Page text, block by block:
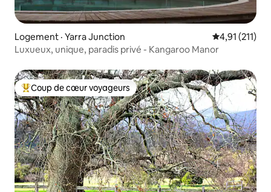
Logement · Yarra Junction Note
4,91 (211)
Luxueux, unique, paradis privé - Kangaroo Manor
Coup de cœur voyageurs parmi les plus aimés
Coup de cœur voyageurs